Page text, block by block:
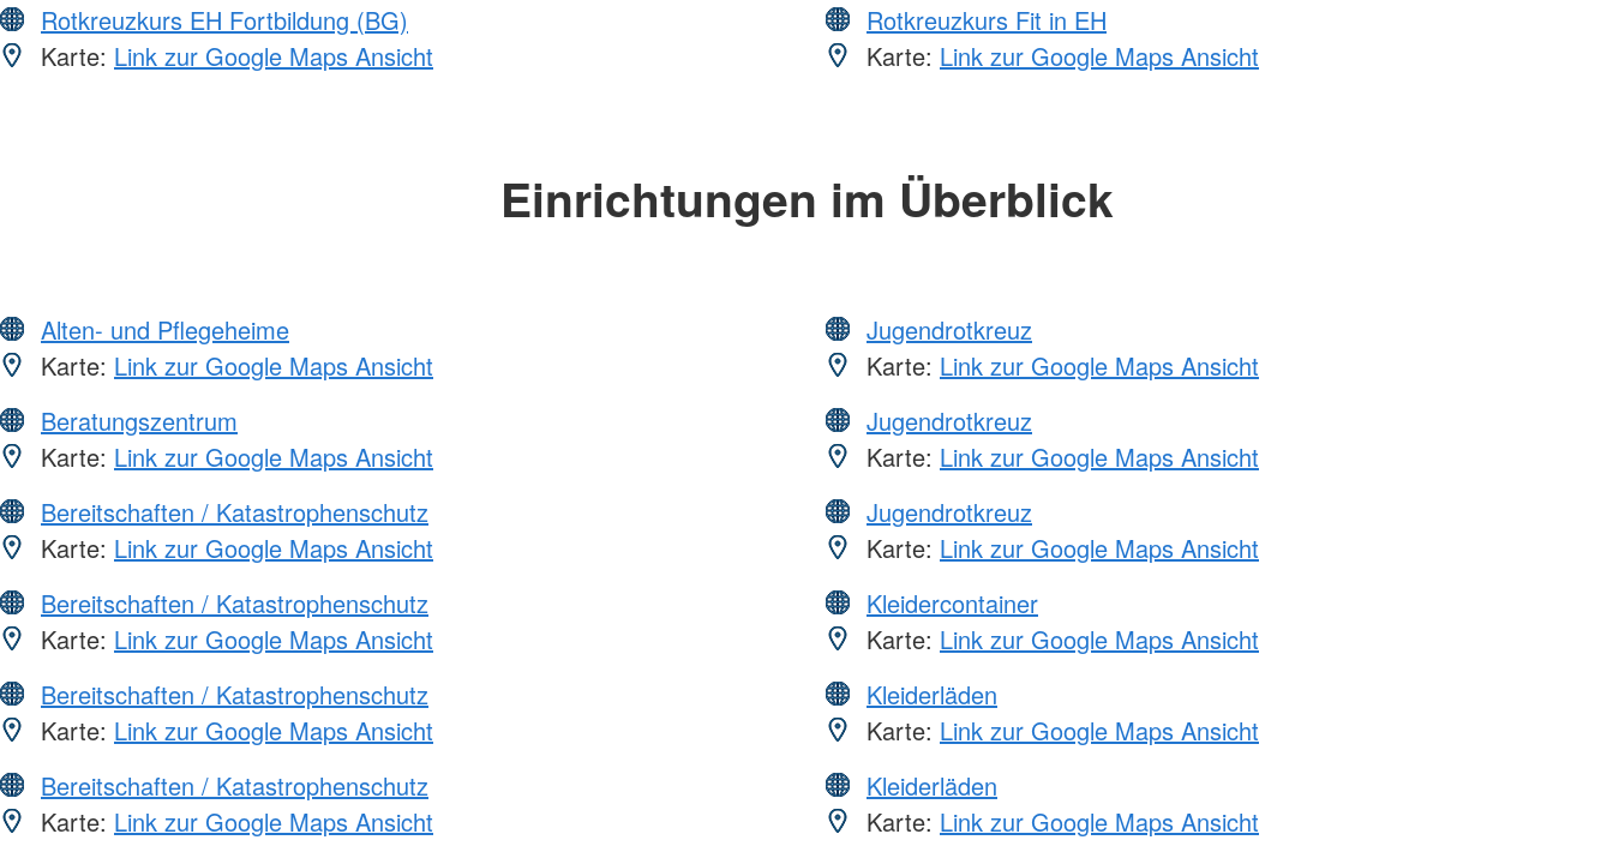
Rotkreuzkurs EH Fortbildung (BG)
Karte: Link zur Google Maps Ansicht
Rotkreuzkurs Fit in EH
Karte: Link zur Google Maps Ansicht
Einrichtungen im Überblick
Alten- und Pflegeheime
Karte: Link zur Google Maps Ansicht
Beratungszentrum
Karte: Link zur Google Maps Ansicht
Bereitschaften / Katastrophenschutz
Karte: Link zur Google Maps Ansicht
Bereitschaften / Katastrophenschutz
Karte: Link zur Google Maps Ansicht
Bereitschaften / Katastrophenschutz
Karte: Link zur Google Maps Ansicht
Bereitschaften / Katastrophenschutz
Karte: Link zur Google Maps Ansicht
Jugendrotkreuz
Karte: Link zur Google Maps Ansicht
Jugendrotkreuz
Karte: Link zur Google Maps Ansicht
Jugendrotkreuz
Karte: Link zur Google Maps Ansicht
Kleidercontainer
Karte: Link zur Google Maps Ansicht
Kleiderläden
Karte: Link zur Google Maps Ansicht
Kleiderläden
Karte: Link zur Google Maps Ansicht